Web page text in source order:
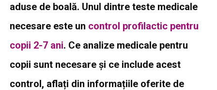
aduse de boală. Unul dintre teste medicale
necesare este un control profilactic pentru
copii 2-7 ani. Ce analize medicale pentru
copii sunt necesare și ce include acest
control, aflați din informațiile oferite de